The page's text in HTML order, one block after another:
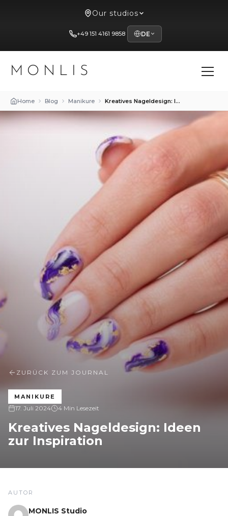
Our studios
+49 151 4161 9858 DE
MONLIS
Home Blog Manikure Kreatives Nageldesign: Ideen zur Inspiration
ZURÜCK ZUM JOURNAL
MANIKURE
17. Juli 2024 4 Min Lesezeit
Kreatives Nageldesign: Ideen
zur Inspiration
AUTOR
MONLIS Studio